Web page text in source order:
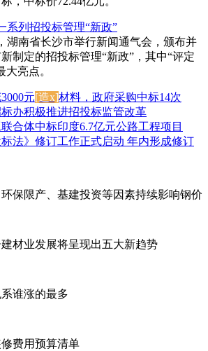
系列招投标管理“新政”
湖南省长沙市举行新闻通气会，颁布并
制定的招投标管理“新政”，其中“评定
大亮点。
元[造x]材料，政府采购中标14次
办积极推进招投标监管改革
合体中标印度6.7亿元公路工程项目
标法》修订工作正式启动 年内形成修订
保限产、基建投资等因素持续影响钢价
材业发展将呈现出五大新趋势
谁涨的最多
费用预算清单